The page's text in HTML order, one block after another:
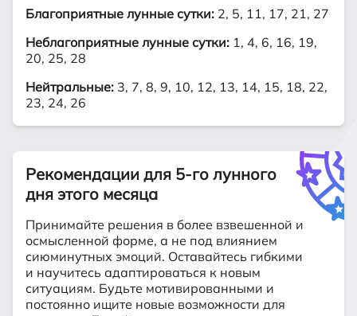
Благоприятные лунные сутки: 2, 5, 11, 17, 21, 27
Неблагоприятные лунные сутки: 1, 4, 6, 16, 19,
20, 25, 28
Нейтральные: 3, 7, 8, 9, 10, 12, 13, 14, 15, 18, 22,
23, 24, 26
Рекомендации для 5-го лунного
дня этого месяца
Принимайте решения в более взвешенной и
осмысленной форме, а не под влиянием
сиюминутных эмоций. Оставайтесь гибкими
и научитесь адаптироваться к новым
ситуациям. Будьте мотивированными и
постоянно ищите новые возможности для